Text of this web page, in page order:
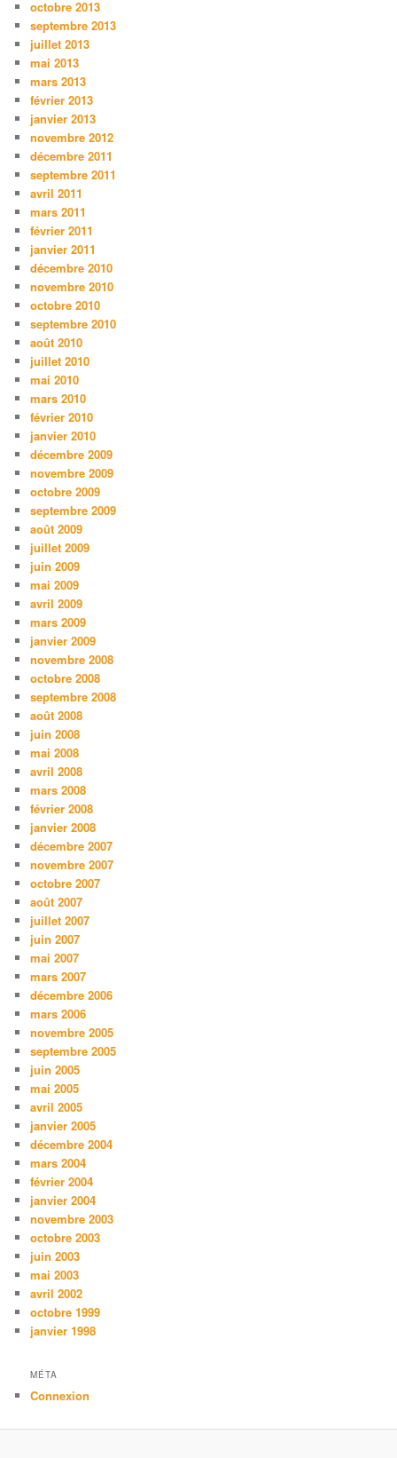
octobre 2013
septembre 2013
juillet 2013
mai 2013
mars 2013
février 2013
janvier 2013
novembre 2012
décembre 2011
septembre 2011
avril 2011
mars 2011
février 2011
janvier 2011
décembre 2010
novembre 2010
octobre 2010
septembre 2010
août 2010
juillet 2010
mai 2010
mars 2010
février 2010
janvier 2010
décembre 2009
novembre 2009
octobre 2009
septembre 2009
août 2009
juillet 2009
juin 2009
mai 2009
avril 2009
mars 2009
janvier 2009
novembre 2008
octobre 2008
septembre 2008
août 2008
juin 2008
mai 2008
avril 2008
mars 2008
février 2008
janvier 2008
décembre 2007
novembre 2007
octobre 2007
août 2007
juillet 2007
juin 2007
mai 2007
mars 2007
décembre 2006
mars 2006
novembre 2005
septembre 2005
juin 2005
mai 2005
avril 2005
janvier 2005
décembre 2004
mars 2004
février 2004
janvier 2004
novembre 2003
octobre 2003
juin 2003
mai 2003
avril 2002
octobre 1999
janvier 1998
MÉTA
Connexion